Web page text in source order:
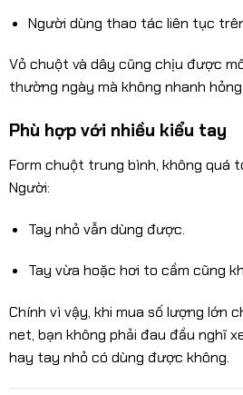
Người dùng thao tác liên tục
Vỏ chuột và dây cũng chịu được
thường ngày mà không nhanh hỏng.
Phù hợp với nhiều kiểu tay
Form chuột trung bình, không quá
Người:
Tay nhỏ vẫn dùng được.
Tay vừa hoặc hơi to cầm cũng
Chính vì vậy, khi mua số lượng lớn
net, bạn không phải đau đầu nghĩ
hay tay nhỏ có dùng được không.